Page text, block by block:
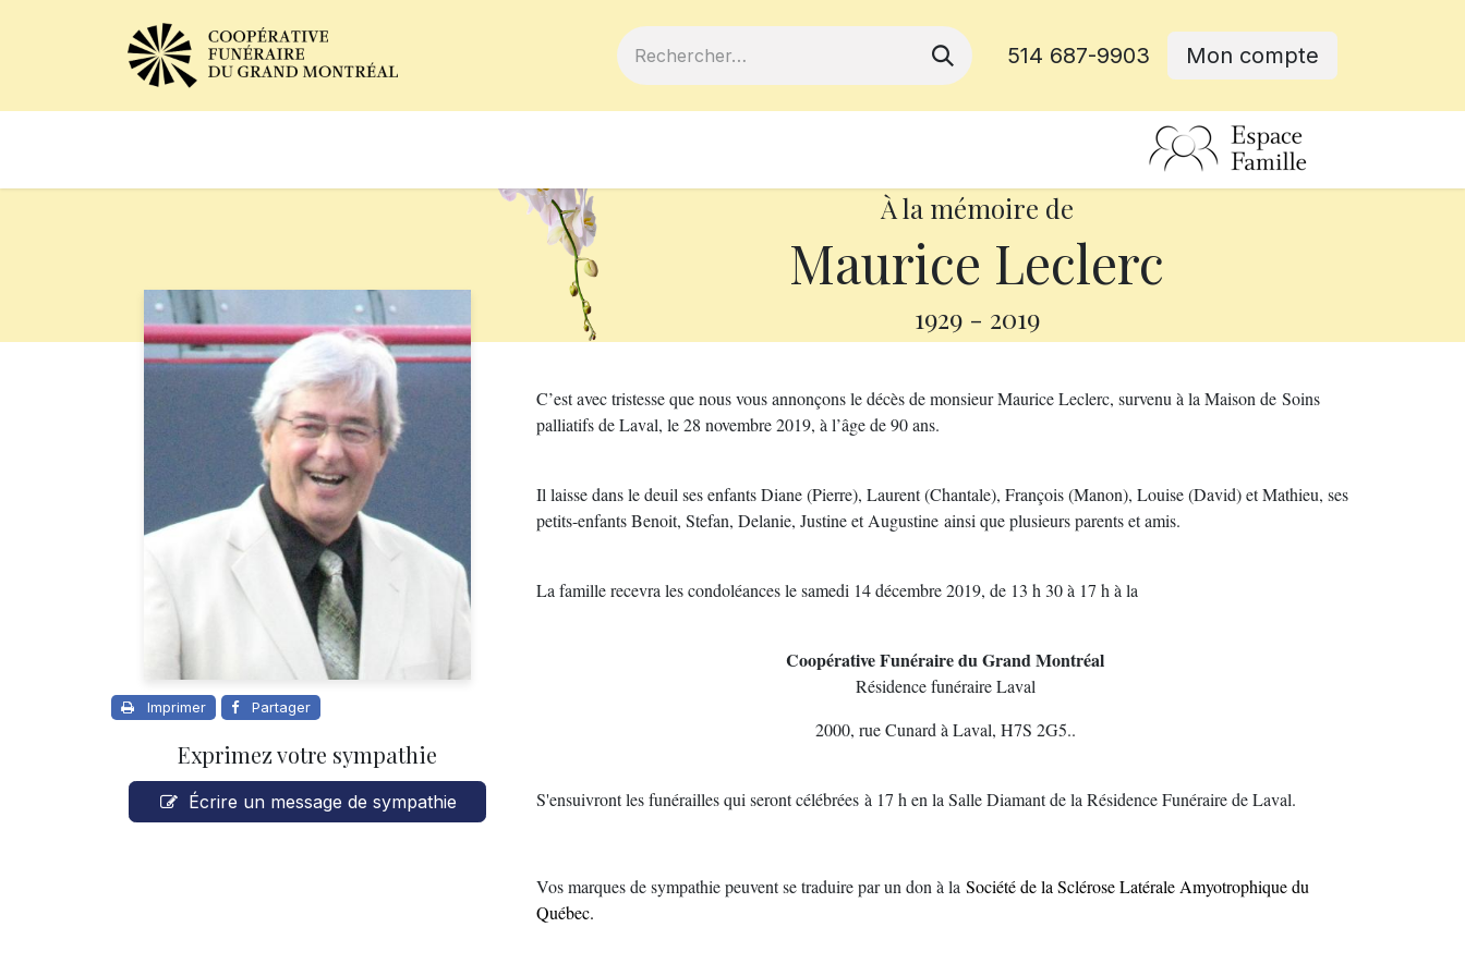
514 687-9903 Mon compte
À la mémoire de
Maurice Leclerc
1929 - 2019
Imprimer Partager
Exprimez votre sympathie
Écrire un message de sympathie
C’est avec tristesse que nous vous annonçons le décès de monsieur Maurice Leclerc, survenu à la Maison de Soins
palliatifs de Laval, le 28 novembre 2019, à l’âge de 90 ans.
Il laisse dans le deuil ses enfants Diane (Pierre), Laurent (Chantale), François (Manon), Louise (David) et Mathieu, ses
petits-enfants Benoit, Stefan, Delanie, Justine et Augustine ainsi que plusieurs parents et amis.
La famille recevra les condoléances le samedi 14 décembre 2019, de 13 h 30 à 17 h à la
Coopérative Funéraire du Grand Montréal
Résidence funéraire Laval
2000, rue Cunard à Laval, H7S 2G5..
S'ensuivront les funérailles qui seront célébrées à 17 h en la Salle Diamant de la Résidence Funéraire de Laval.
Vos marques de sympathie peuvent se traduire par un don à la Société de la Sclérose Latérale Amyotrophique du
Québec.